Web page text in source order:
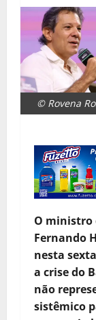
© Rovena
O ministro
Fernando
nesta
a crise do
não
sistêmico